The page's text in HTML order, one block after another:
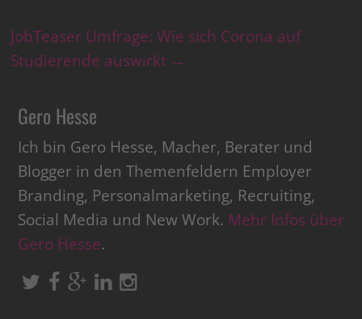
JobTeaser Umfrage: Wie sich Corona auf
Studierende auswirkt →
Gero Hesse
Ich bin Gero Hesse, Macher, Berater und
Blogger in den Themenfeldern Employer
Branding, Personalmarketing, Recruiting,
Social Media und New Work. Mehr Infos über
Gero Hesse.